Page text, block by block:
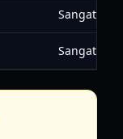
Sangat
Sangat